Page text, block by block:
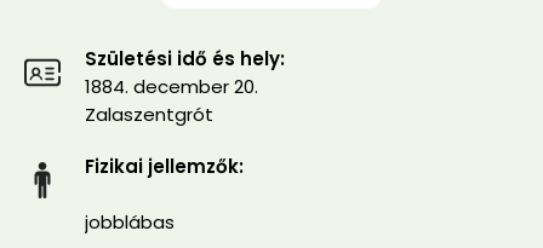
Születési idő és hely:
1884. december 20.
Zalaszentgrót
Fizikai jellemzők:
jobblábas